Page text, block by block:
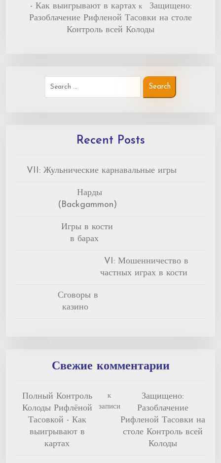
- Как выигрывают в картахк
Защищено:
Разоблачение Рифленой Тасовки на столе
Контроль всей Колоды
Recent Posts
VII: Жульнические карнавальные игры
Нарды
(Backgammon)
Игры в кости
в барах
VI: Мошенничество в
частных играх в кости
Сговоры в
казино
Свежие комментарии
Полный Контроль
Колоды Рифлёной
Тасовкой - Как
выигрывают в
картах
к
записи
Защищено:
Разоблачение
Рифленой Тасовки на
столе Контроль всей
Колоды